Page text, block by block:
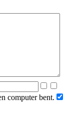
computer bent.